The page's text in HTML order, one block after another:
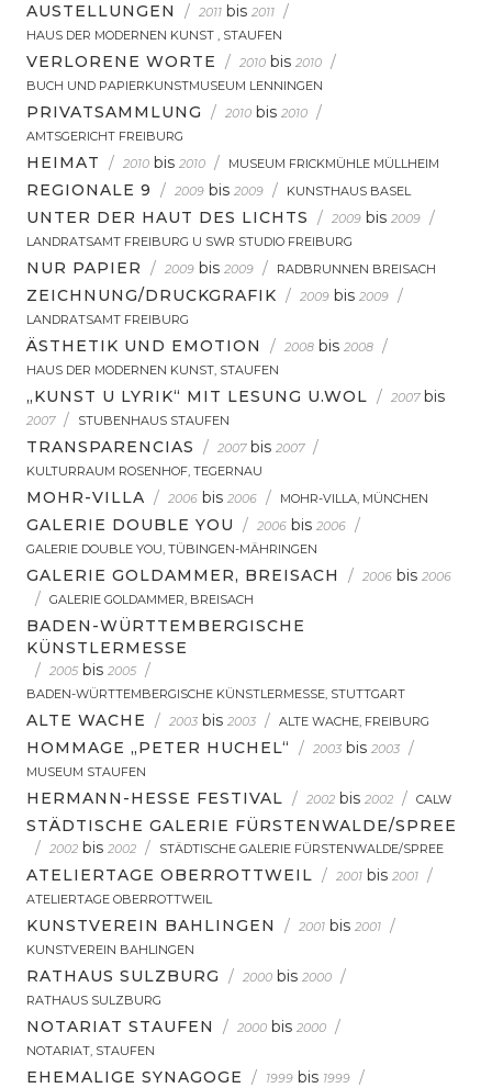
AUSTELLUNGEN / 2011 bis 2011 /
HAUS DER MODERNEN KUNST , STAUFEN
VERLORENE WORTE / 2010 bis 2010 /
BUCH UND PAPIERKUNSTMUSEUM LENNINGEN
PRIVATSAMMLUNG / 2010 bis 2010 /
AMTSGERICHT FREIBURG
HEIMAT / 2010 bis 2010 / MUSEUM FRICKMÜHLE MÜLLHEIM
REGIONALE 9 / 2009 bis 2009 / KUNSTHAUS BASEL
UNTER DER HAUT DES LICHTS / 2009 bis 2009 /
LANDRATSAMT FREIBURG U SWR STUDIO FREIBURG
NUR PAPIER / 2009 bis 2009 / RADBRUNNEN BREISACH
ZEICHNUNG/DRUCKGRAFIK / 2009 bis 2009 /
LANDRATSAMT FREIBURG
ÄSTHETIK UND EMOTION / 2008 bis 2008 /
HAUS DER MODERNEN KUNST, STAUFEN
„KUNST U LYRIK“ MIT LESUNG U.WOL / 2007 bis
2007 / STUBENHAUS STAUFEN
TRANSPARENCIAS / 2007 bis 2007 /
KULTURRAUM ROSENHOF, TEGERNAU
MOHR-VILLA / 2006 bis 2006 / MOHR-VILLA, MÜNCHEN
GALERIE DOUBLE YOU / 2006 bis 2006 /
GALERIE DOUBLE YOU, TÜBINGEN-MÄHRINGEN
GALERIE GOLDAMMER, BREISACH / 2006 bis 2006
/ GALERIE GOLDAMMER, BREISACH
BADEN-WÜRTTEMBERGISCHE
KÜNSTLERMESSE
/ 2005 bis 2005 /
BADEN-WÜRTTEMBERGISCHE KÜNSTLERMESSE, STUTTGART
ALTE WACHE / 2003 bis 2003 / ALTE WACHE, FREIBURG
HOMMAGE „PETER HUCHEL“ / 2003 bis 2003 /
MUSEUM STAUFEN
HERMANN-HESSE FESTIVAL / 2002 bis 2002 / CALW
STÄDTISCHE GALERIE FÜRSTENWALDE/SPREE
/ 2002 bis 2002 / STÄDTISCHE GALERIE FÜRSTENWALDE/SPREE
ATELIERTAGE OBERROTTWEIL / 2001 bis 2001 /
ATELIERTAGE OBERROTTWEIL
KUNSTVEREIN BAHLINGEN / 2001 bis 2001 /
KUNSTVEREIN BAHLINGEN
RATHAUS SULZBURG / 2000 bis 2000 /
RATHAUS SULZBURG
NOTARIAT STAUFEN / 2000 bis 2000 /
NOTARIAT, STAUFEN
EHEMALIGE SYNAGOGE / 1999 bis 1999 /